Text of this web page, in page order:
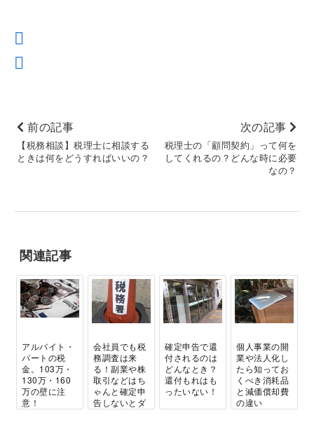
前の記事
【税務相談】税理士に相談する
ときは何をどうすればいいの？
次の記事
税理士の「顧問契約」って何を
してくれるの？どんな時に必要
なの？
関連記事
アルバイト・
パートの税
金。103万・
130万・160
万の壁に注
意！
会社員でも税
務調査は来
る！副業や株
取引などはち
ゃんと確定申
告しないとダ
メ
確定申告で還
付されるのは
どんなとき？
還付もれはも
ったいない！
個人事業の開
業や法人化し
たら知ってお
くべき消耗品
と減価償却費
の違い